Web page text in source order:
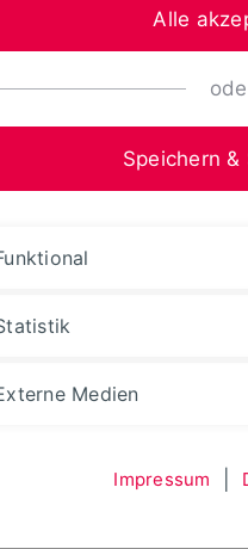
Medien
Unterstützung/
Alle
Speichern &
Medien
Impressum